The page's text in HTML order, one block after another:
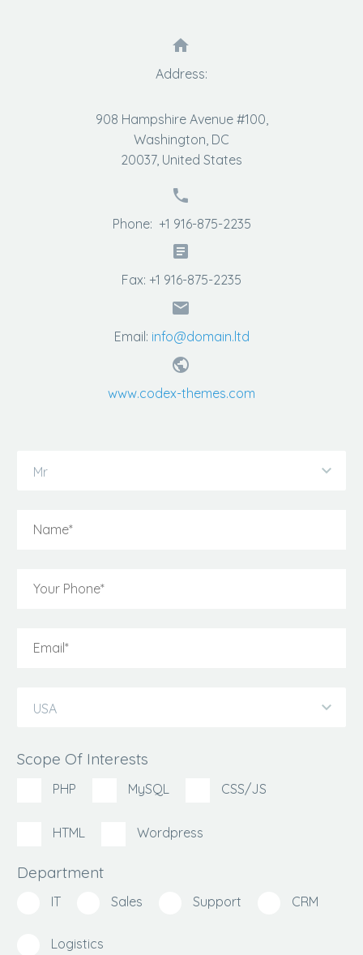


Address:
908 Hampshire Avenue #100,
Washington, DC
20037, United States


Phone: +1 916-875-2235


Fax: +1 916-875-2235


Email: info@domain.ltd


www.codex-themes.com
Mr
USA
Scope Of Interests
PHP MySQL CSS/JS
HTML Wordpress
Department
IT Sales Support CRM
Logistics